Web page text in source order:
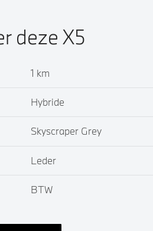
deze X5
1 km
Hybride
Skyscraper Grey
Leder
BTW